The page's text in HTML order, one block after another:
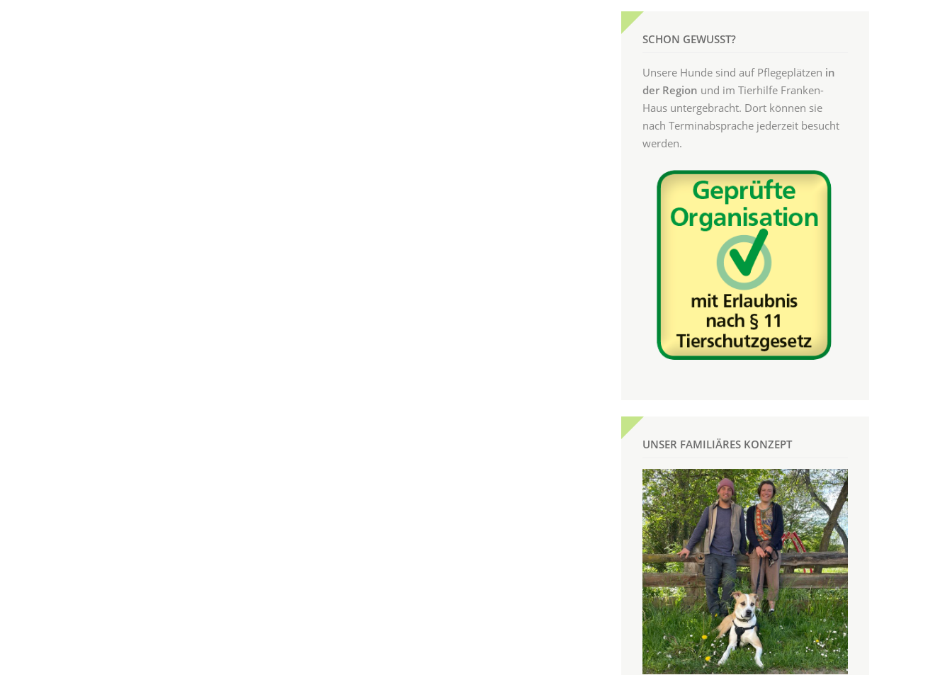
SCHON GEWUSST?
Unsere Hunde sind auf Pflegeplätzen in
der Region und im Tierhilfe Franken-
Haus untergebracht. Dort können sie
nach Terminabsprache jederzeit besucht
werden.
UNSER FAMILIÄRES KONZEPT